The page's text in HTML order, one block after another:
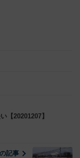
【20201207】
記事